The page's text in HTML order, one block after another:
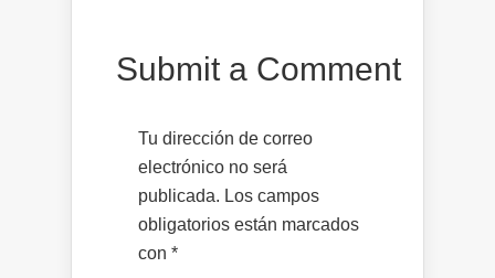
Submit a Comment
Tu dirección de correo
electrónico no será
publicada. Los campos
obligatorios están marcados
con *